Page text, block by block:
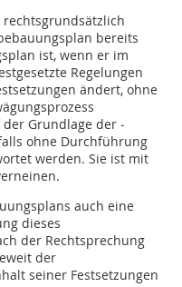
rechtsgrundsätzlich
bereits
ist, wenn er im
Regelungen
ändert, ohne
der Grundlage der
ohne Durch­führung
werden. Sie ist mit
auch eine
dieses
der Rechtsprechung
der
seiner Festsetzungen